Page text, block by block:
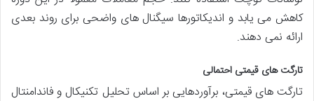
کاهش می یابد و اندیکاتورها سیگنال های واضحی برای روند بعدی
ارائه نمی دهند.
تارگت های قیمتی احتمالی
تارگت های قیمتی، برآوردهایی بر اساس تحلیل تکنیکال و فاندامنتال